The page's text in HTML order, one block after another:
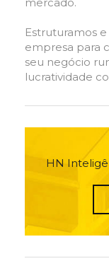
mercado.
Estruturamos
empresa para
seu negócio
lucratividade
HN